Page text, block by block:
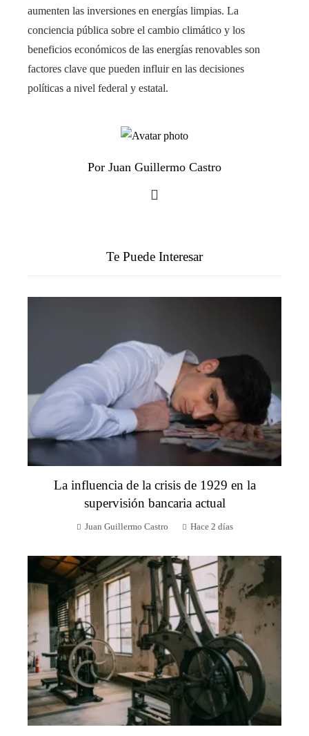
aumenten las inversiones en energías limpias. La
conciencia pública sobre el cambio climático y los
beneficios económicos de las energías renovables son
factores clave que pueden influir en las decisiones
políticas a nivel federal y estatal.
Por Juan Guillermo Castro
Te Puede Interesar
La influencia de la crisis de 1929 en la
supervisión bancaria actual
Juan Guillermo Castro Hace 2 días